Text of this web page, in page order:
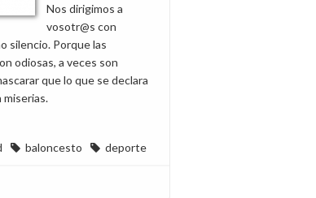
Nos dirigimos a
vosotr@s con
silencio. Porque las
odiosas, a veces son
que lo que se declara
miserias.
baloncesto deporte